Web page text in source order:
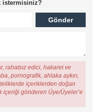
istermisiniz?
rahatsız edici, hakaret ve
pornografik, ahlaka aykırı,
içeriklerden doğan
içeriği gönderen Üye/Üyeler’e